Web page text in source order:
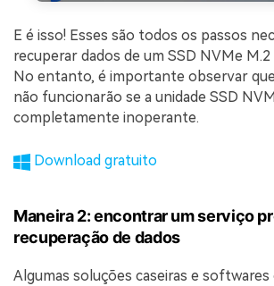
E é isso! Esses são todos os passos
recuperar dados de um SSD NVMe
No entanto, é importante observar
não funcionarão se a unidade SSD
completamente inoperante.
Download gratuito
Maneira 2: encontrar um serviço
recuperação de dados
Algumas soluções caseiras e softwares